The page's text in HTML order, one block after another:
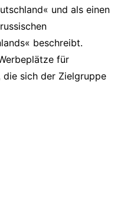
und als einen
beschreibt.
für
die sich der Zielgruppe